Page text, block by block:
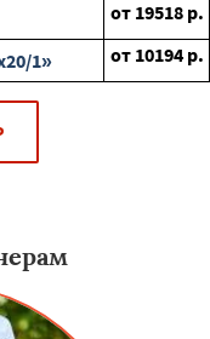
от 19518 р.
1»
от 10194 р.